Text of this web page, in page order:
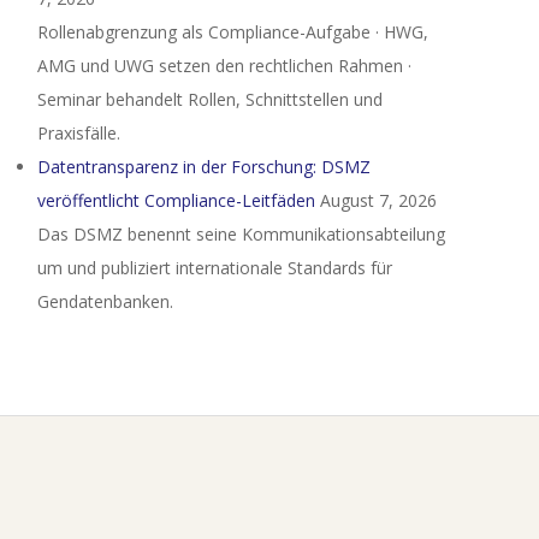
Rollenabgrenzung als Compliance-Aufgabe · HWG,
AMG und UWG setzen den rechtlichen Rahmen ·
Seminar behandelt Rollen, Schnittstellen und
Praxisfälle.
Datentransparenz in der Forschung: DSMZ
veröffentlicht Compliance-Leitfäden August 7, 2026
Das DSMZ benennt seine Kommunikationsabteilung
um und publiziert internationale Standards für
Gendatenbanken.